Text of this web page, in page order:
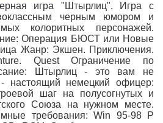
игра "Штырлиц". Игра с
черным юмором и
колоритных персонажей.
Операция БЮСТ или Новые
Жанр: Экшен. Приключения.
Quest Ограничение по
Штырлиц - это вам не
настоящий немецкий офицер:
шаг на полусогнутых и
Союза на нужном месте.
требования: Win 95-98 P